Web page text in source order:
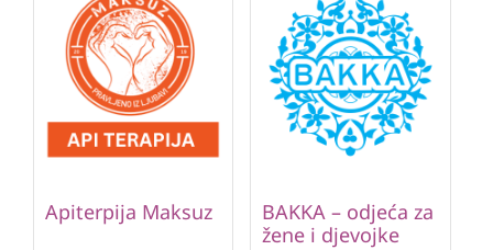
Apiterpija Maksuz
BAKKA – odjeća za
žene i djevojke